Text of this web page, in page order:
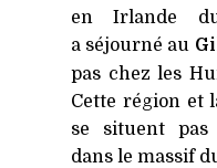
en Irlande
a séjourné au
pas chez les
Cette région et
se situent pas
dans le massif